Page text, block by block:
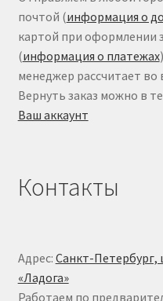
почтой (информация о
картой при оформлении
(информация о платежах
менеджер рассчитает во
Вернуть заказ можно в
Ваш аккаунт
Контакты
Адрес: Санкт-Петербург,
«Ладога»
Работаем по